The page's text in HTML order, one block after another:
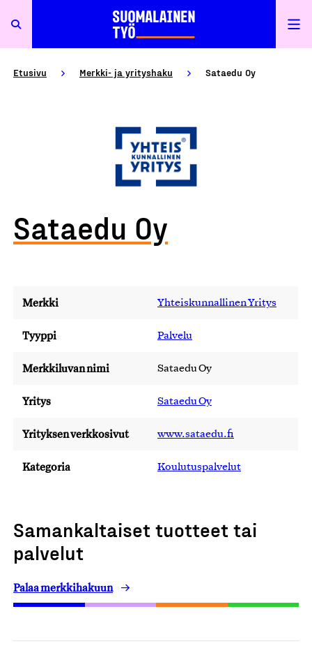
Etusivu Merkki- ja yrityshaku Sataedu Oy
Sataedu Oy
Merkki Yhteiskunnallinen Yritys
Tyyppi Palvelu
Merkkiluvan nimi Sataedu Oy
Yritys Sataedu Oy
Yrityksen verkkosivut www.sataedu.fi
Kategoria Koulutuspalvelut
Samankaltaiset tuotteet tai
palvelut
Palaa merkkihakuun